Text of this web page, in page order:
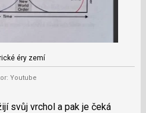
éry zemí
Youtube
svůj vrchol a pak je čeká